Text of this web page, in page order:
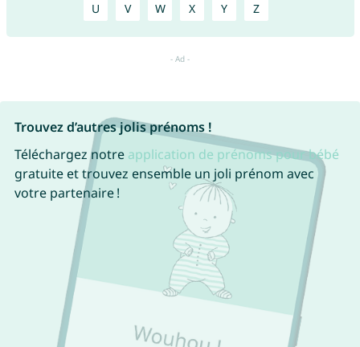
U V W X Y Z
Trouvez d’autres jolis prénoms !
Téléchargez notre application de prénoms pour bébé
gratuite et trouvez ensemble un joli prénom avec
votre partenaire !